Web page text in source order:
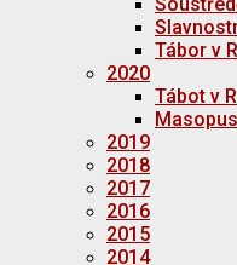
Tábor v
2020
Tábot v
2019
2018
2017
2016
2015
2014